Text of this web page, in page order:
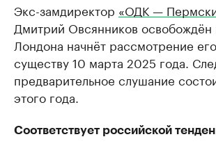
Экс-замдиректор «ОДК —
Дмитрий Овсянников освобождён
Лондона начнёт рассмотрение
существу 10 марта 2025 года.
предварительное слушание
этого года.
Соответствует российской